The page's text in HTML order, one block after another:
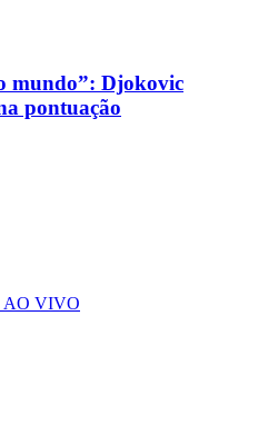
mundo”: Djokovic
pontuação
AO VIVO